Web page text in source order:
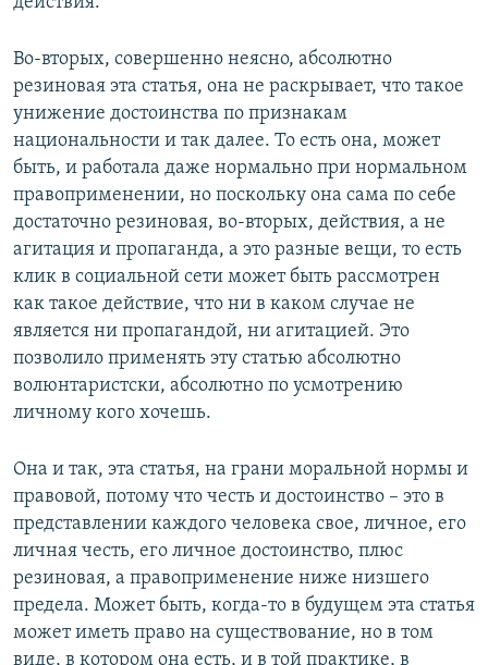
Во-вторых, совершенно неясно, абсолютно
резиновая эта статья, она не раскрывает, что такое
унижение достоинства по признакам
национальности и так далее. То есть она, может
быть, и работала даже нормально при нормальном
правоприменении, но поскольку она сама по себе
достаточно резиновая, во-вторых, действия, а не
агитация и пропаганда, а это разные вещи, то есть
клик в социальной сети может быть рассмотрен
как такое действие, что ни в каком случае не
является ни пропагандой, ни агитацией. Это
позволило применять эту статью абсолютно
волюнтаристски, абсолютно по усмотрению
личному кого хочешь.
Она и так, эта статья, на грани моральной нормы и
правовой, потому что честь и достоинство – это в
представлении каждого человека свое, личное, его
личная честь, его личное достоинство, плюс
резиновая, а правоприменение ниже низшего
предела. Может быть, когда-то в будущем эта статья
может иметь право на существование, но в том
виде, в котором она есть, и в той практике, в